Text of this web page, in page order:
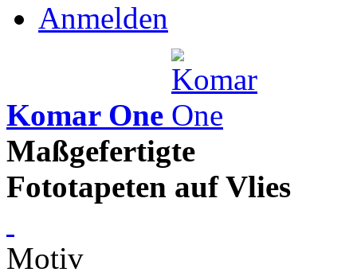
Anmelden
Komar One
Maßgefertigte
Fototapeten auf Vlies
Motiv